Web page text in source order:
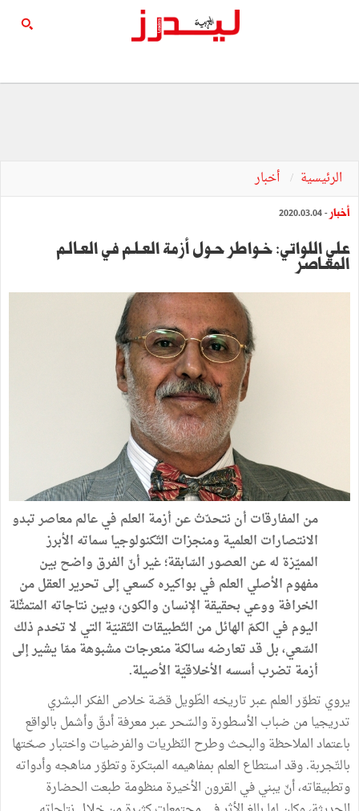
الرئيسية أخبار
أخبار - 2020.03.04
علي اللواتي: خـواطر حـول أزمة العـلـم في العـالـم
المعـاصر
من المفارقات أن نتحدّث عن أزمة العلم في عالم معاصر تبدو
الانتصارات العلمية ومنجزات التّكنولوجيا سماته الأبرز
المميّزة له عن العصور السّابقة؛ غير أنّ الفرق واضح بين
مفهوم الأصلي العلم في بواكيره كسعي إلى تحرير العقل من
الخرافة ووعي بحقيقة الإنسان والكون، وبين نتاجاته المتمثّلة
اليوم في الكمّ الهائل من التّطبيقات التّقنيّة التي لا تخدم ذلك
السّعي، بل قد تعارضه سالكة منعرجات مشبوهة ممّا يشير إلى
أزمة تضرب أسسه الأخلاقيّة الأصيلة.
يروي تطوّر العلم عبر تاريخه الطّويل قصّة خلاص الفكر البشري
تدريجيا من ضباب الأسطورة والسّحر عبر معرفة أدقّ وأشمل بالواقع
باعتماد الملاحظة والبحث وطرح النّظريات والفرضيات واختبار صحّتها
بالتّجربة. وقد استطاع العلم بمفاهيمه المبتكرة وتطوّر مناهجه وأدواته
وتطبيقاته، أنّ يبني في القرون الأخيرة منظومة طبعت الحضارة